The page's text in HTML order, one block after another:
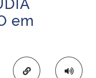
em
Copiar para área